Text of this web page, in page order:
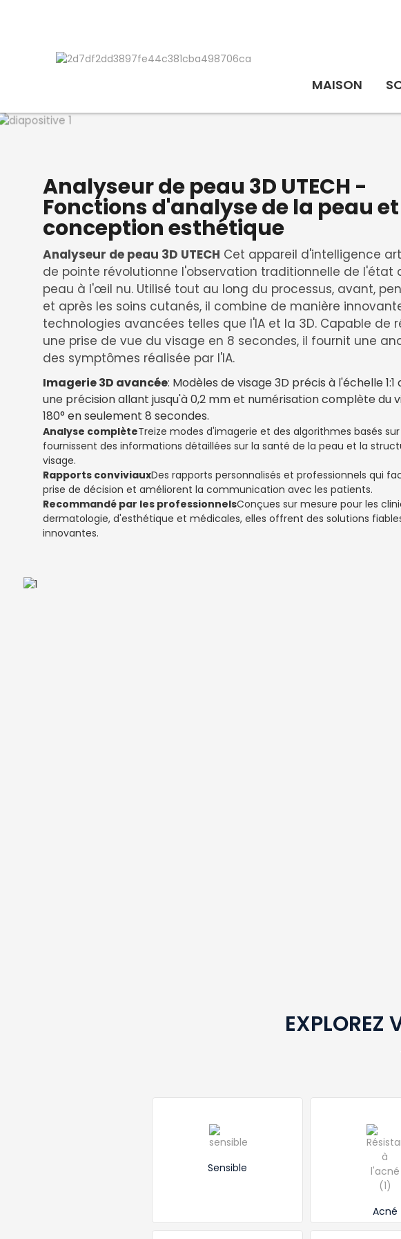
MAISON
Analyseur de peau 3D UTECH -
Fonctions d'analyse de la peau
conception esthétique
Analyseur de peau 3D UTECH Cet appareil d'intelligence
de pointe révolutionne l'observation traditionnelle de l'état
peau à l'œil nu. Utilisé tout au long du processus, avant,
et après les soins cutanés, il combine de manière
technologies avancées telles que l'IA et la 3D. Capable de
une prise de vue du visage en 8 secondes, il fournit une
des symptômes réalisée par l'IA.
Imagerie 3D avancée: Modèles de visage 3D précis à l'échelle 1:1
une précision allant jusqu'à 0,2 mm et numérisation complète du
180° en seulement 8 secondes.
Analyse complèteTreize modes d'imagerie et des algorithmes basés sur
fournissent des informations détaillées sur la santé de la peau et la
visage.
Rapports conviviauxDes rapports personnalisés et professionnels qui
prise de décision et améliorent la communication avec les patients.
Recommandé par les professionnelsConçues sur mesure pour les
dermatologie, d'esthétique et médicales, elles offrent des solutions
innovantes.
EXPLOREZ
Sensible
Acné